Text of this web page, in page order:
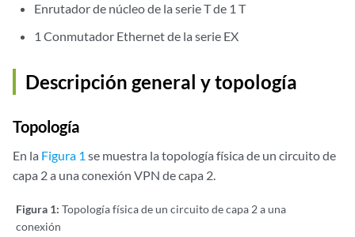
Enrutador de núcleo de la serie T de 1 T
1 Conmutador Ethernet de la serie EX
Descripción general y topología
Topología
En la Figura 1 se muestra la topología física de un circuito de
capa 2 a una conexión VPN de capa 2.
Figura 1: Topología física de un circuito de capa 2 a una
conexión